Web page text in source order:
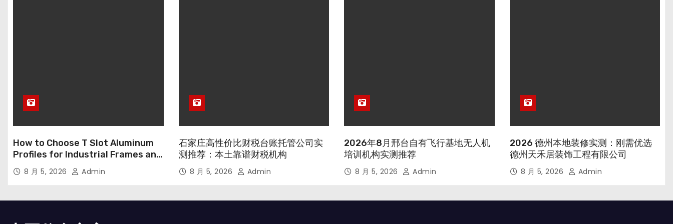
How to Choose T Slot Aluminum
Profiles for Industrial Frames and
Solar Projects
8 月 5, 2026 Admin
石家庄高性价比财税台账托管公司实
测推荐：本土靠谱财税机构
8 月 5, 2026 Admin
2026年8月邢台自有飞行基地无人机
培训机构实测推荐
8 月 5, 2026 Admin
2026 德州本地装修实测：刚需优选
德州天禾居装饰工程有限公司
8 月 5, 2026 Admin